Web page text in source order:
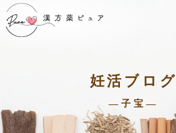
妊活ブログ
—子宝—